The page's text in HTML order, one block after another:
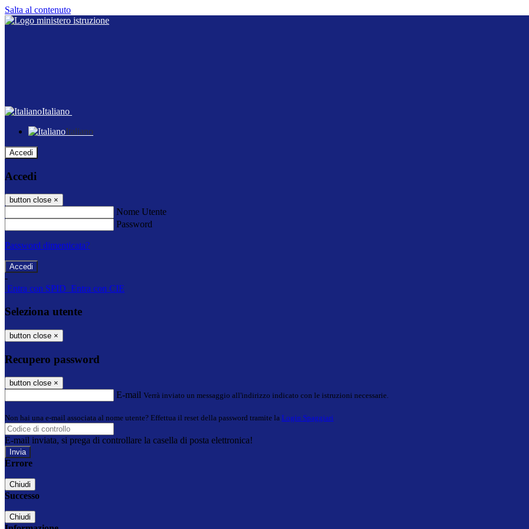
Salta al contenuto
Italiano
Italiano
Accedi
Accedi
button close ×
Nome Utente
Password
Password dimenticata?
-
Entra con SPID Entra con CIE
Seleziona utente
button close ×
Recupero password
button close ×
E-mail Verrà inviato un messaggio all'indirizzo indicato con le istruzioni necessarie.
Non hai una e-mail associata al nome utente? Effettua il reset della password tramite la Login Spaggiari
E-mail inviata, si prega di controllare la casella di posta elettronica!
Errore
Chiudi
Successo
Chiudi